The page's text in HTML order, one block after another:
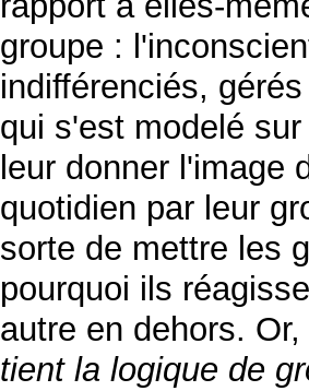
groupe :
indifférenciés,
qui s'est modelé
leur donner l'image
quotidien par leur
sorte de mettre les
pourquoi ils
autre en dehors. Or,
tient la logique de